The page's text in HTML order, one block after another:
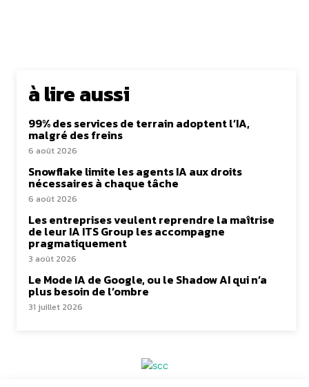
à lire aussi
99% des services de terrain adoptent l’IA,
malgré des freins
6 août 2026
Snowflake limite les agents IA aux droits
nécessaires à chaque tâche
6 août 2026
Les entreprises veulent reprendre la maîtrise
de leur IA ITS Group les accompagne
pragmatiquement
3 août 2026
Le Mode IA de Google, ou le Shadow AI qui n’a
plus besoin de l’ombre
31 juillet 2026